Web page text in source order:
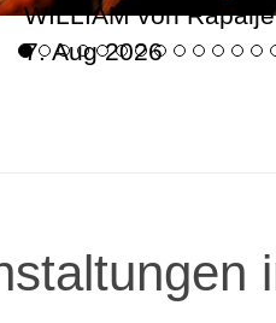
WILLIAM von Rapalje
7. Aug 2026